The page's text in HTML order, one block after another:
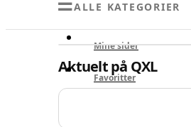
Selg
Mine sider
Favoritter
ALLE KATEGORIER
Aktuelt på QXL